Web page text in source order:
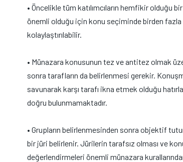
• Öncelikle tüm katılımcıların hemfikir olduğu
önemli olduğu için konu seçiminde birden
kolaylaştırılabilir.
• Münazara konusunun tez ve antitez olmak
sonra tarafların da belirlenmesi gerekir.
savunarak karşı tarafı ikna etmek olduğu
doğru bulunmamaktadır.
• Grupların belirlenmesinden sonra objektif
bir jüri belirlenir. Jürilerin tarafsız olması ve
değerlendirmeleri önemli münazara